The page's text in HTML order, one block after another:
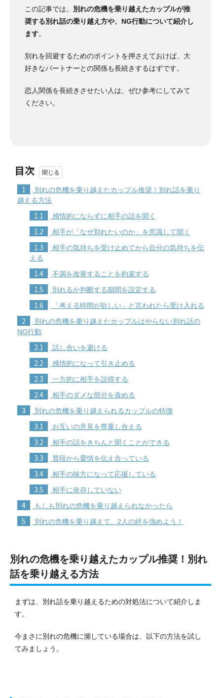
この記事では、 別れの危機を乗り越えたカップルが推
奨する別れ話の乗り越え方や、NG行動について紹介し
ます。
別れを回避するためのポイントを押さえておけば、大
好きなパートナーとの関係も長続きするはずです。
恋人関係を長続きさせたい人は、ぜひ参考にしてみて
ください。
目次
1
別れの危機を乗り越えたカップル推奨！別れ話を乗り
越える方法
1.1 感情的にならずに相手の話を聞く
1.2 相手が「なぜ別れたいのか」を意識して聞く
1.3
相手の気持ちを受け止めてから自分の気持ちを伝
える
1.4 不満を改善することを約束する
1.5 別れるか判断する期間を設定する
1.6 「考える時間が欲しい」と言われたら受け入れる
2
別れの危機を乗り越えたカップルはやらない別れ話の
NG行動
2.1 話し合いを避ける
2.2 感情的になって引き止める
2.3 一方的に相手を説得する
2.4 相手のダメな部分を責める
3 別れの危機を乗り越えられるカップルの特徴
3.1 お互いの意見を尊重し合える
3.2 相手の話をきちんと聞くことができる
3.3 普段から愛情を伝え合っている
3.4 相手の味方になって応援している
3.5 相手に依存していない
4 もしも別れの危機を乗り越えられなかったら
5 別れの危機を乗り越えて、2人の絆を強めよう！
別れの危機を乗り越えたカップル推奨！別れ
話を乗り越える方法
まずは、別れ話を乗り越えるための対処法について紹介しま
す。
今まさに別れの危機に瀕している場合は、以下の方法を試し
てみましょう。